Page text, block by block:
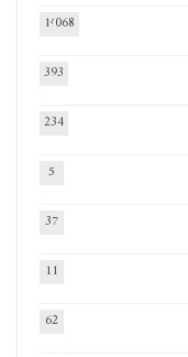
1٬068
393
234
5
37
11
62